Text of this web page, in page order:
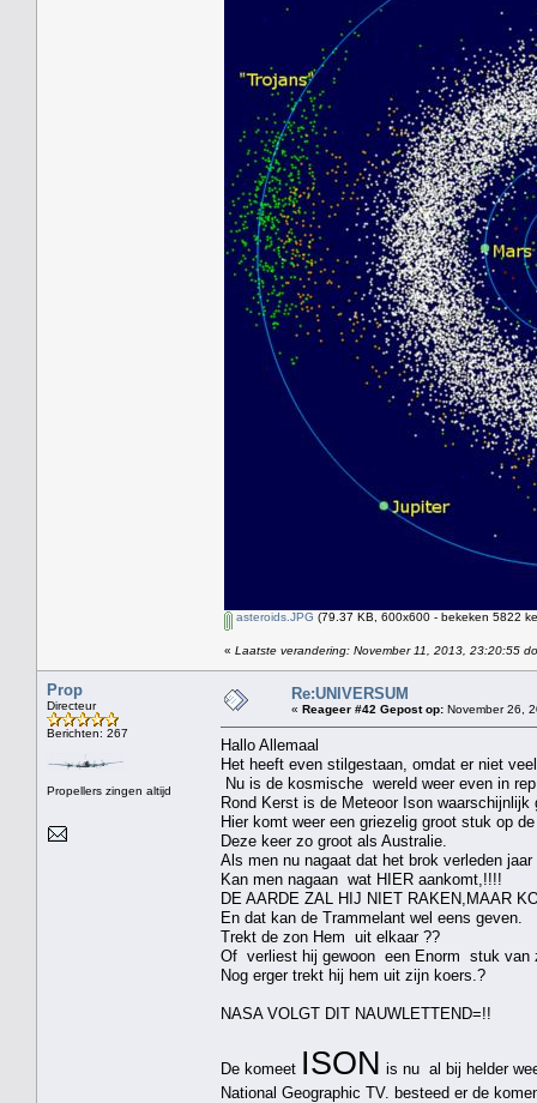
asteroids.JPG (79.37 KB, 600x600 - bekeken 5822
« Laatste verandering: November 11, 2013, 23:20:55
Prop
Directeur
Berichten: 267
Propellers zingen altijd
Re:UNIVERSUM
« Reageer #42 Gepost op: November 26,
Hallo Allemaal
Het heeft even stilgestaan, omdat er niet
Nu is de kosmische wereld weer even in
Rond Kerst is de Meteoor Ison waarschijnlijk
Hier komt weer een griezelig groot stuk op
Deze keer zo groot als Australie.
Als men nu nagaat dat het brok verleden
Kan men nagaan wat HIER aankomt,!!!!
DE AARDE ZAL HIJ NIET RAKEN,MAAR
En dat kan de Trammelant wel eens geven.
Trekt de zon Hem uit elkaar ??
Of verliest hij gewoon een Enorm stuk van
Nog erger trekt hij hem uit zijn koers.?
NASA VOLGT DIT NAUWLETTEND=!!
De komeet ISON is nu al bij helder
National Geographic TV. besteed er de